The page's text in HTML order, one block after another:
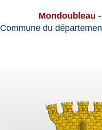
Mondoubleau
Commune du